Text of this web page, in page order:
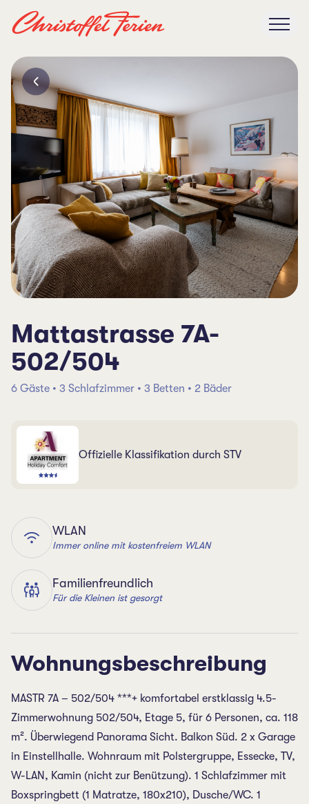
Mattastrasse 7A-
502/504
6 Gäste • 3 Schlafzimmer • 3 Betten • 2 Bäder
Offizielle Klassifikation durch STV
WLAN
Immer online mit kostenfreiem WLAN
Familienfreundlich
Für die Kleinen ist gesorgt
Wohnungsbeschreibung
MASTR 7A – 502/504 ***+ komfortabel erstklassig 4.5-
Zimmerwohnung 502/504, Etage 5, für 6 Personen, ca. 118
m². Überwiegend Panorama Sicht. Balkon Süd. 2 x Garage
in Einstellhalle. Wohnraum mit Polstergruppe, Essecke, TV,
W-LAN, Kamin (nicht zur Benützung). 1 Schlafzimmer mit
Boxspringbett (1 Matratze, 180x210), Dusche/WC. 1